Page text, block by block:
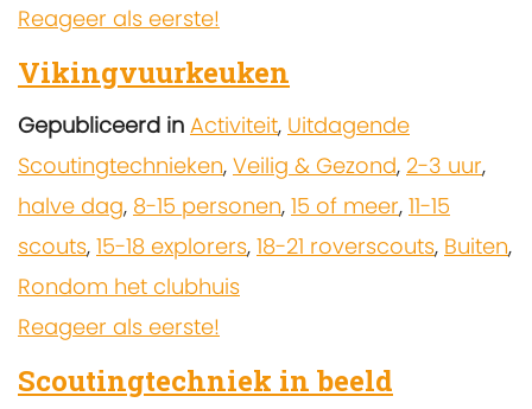
Reageer als eerste!
Vikingvuurkeuken
Gepubliceerd in Activiteit, Uitdagende
Scoutingtechnieken, Veilig & Gezond, 2-3 uur,
halve dag, 8-15 personen, 15 of meer, 11-15
scouts, 15-18 explorers, 18-21 roverscouts, Buiten,
Rondom het clubhuis
Reageer als eerste!
Scoutingtechniek in beeld